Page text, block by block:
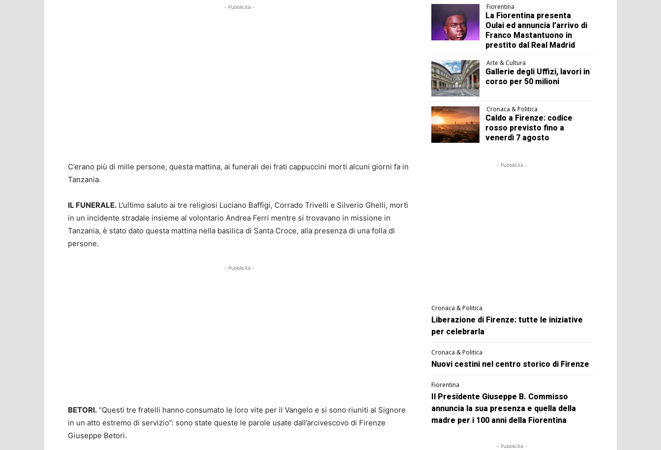
- Pubblicità -
C’erano più di mille persone, questa mattina, ai funerali dei frati cappuccini morti alcuni giorni fa in
Tanzania.
IL FUNERALE. L’ultimo saluto ai tre religiosi Luciano Baffigi, Corrado Trivelli e Silverio Ghelli, morti
in un incidente stradale insieme al volontario Andrea Ferri mentre si trovavano in missione in
Tanzania, è stato dato questa mattina nella basilica di Santa Croce, alla presenza di una folla di
persone.
- Pubblicità -
BETORI. “Questi tre fratelli hanno consumato le loro vite per il Vangelo e si sono riuniti al Signore
in un atto estremo di servizio”: sono state queste le parole usate dall’arcivescovo di Firenze
Giuseppe Betori.
Fiorentina
La Fiorentina presenta
Oulai ed annuncia l’arrivo di
Franco Mastantuono in
prestito dal Real Madrid
Arte & Cultura
Gallerie degli Uffizi, lavori in
corso per 50 milioni
Cronaca & Politica
Caldo a Firenze: codice
rosso previsto fino a
venerdì 7 agosto
- Pubblicità -
Cronaca & Politica
Liberazione di Firenze: tutte le iniziative
per celebrarla
Cronaca & Politica
Nuovi cestini nel centro storico di Firenze
Fiorentina
Il Presidente Giuseppe B. Commisso
annuncia la sua presenza e quella della
madre per i 100 anni della Fiorentina
- Pubblicità -